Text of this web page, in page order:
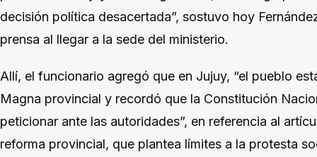
decisión política desacertada”, sostuvo hoy
prensa al llegar a la sede del ministerio.
Allí, el funcionario agregó que en Jujuy, “el pueblo
Magna provincial y recordó que la Constitución
peticionar ante las autoridades”, en referencia al
reforma provincial, que plantea límites a la protesta